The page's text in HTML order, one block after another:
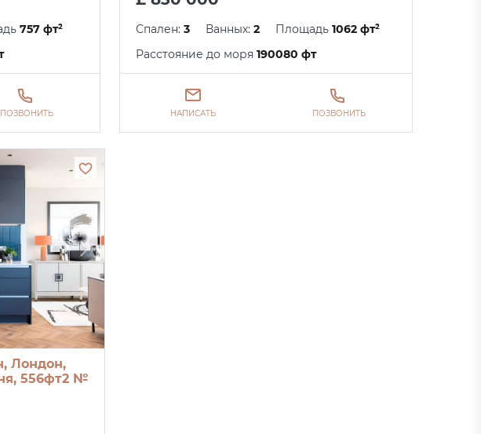
757 фт²
ПОЗВОНИТЬ
Спален: 3 Ванных: 2 Площадь 1062 фт²
Расстояние до моря 190080 фт
НАПИСАТЬ ПОЗВОНИТЬ
Лондон,
556фт2 №